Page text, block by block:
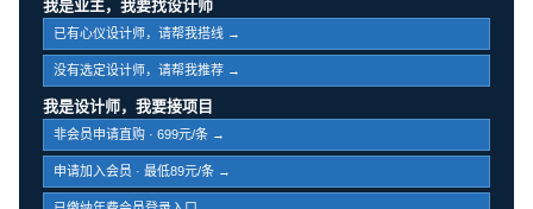
我是业主，我要找设计师
已有心仪设计师，请帮我搭线 →
没有选定设计师，请帮我推荐 →
我是设计师，我要接项目
非会员申请直购 · 699元/条 →
申请加入会员 · 最低89元/条 →